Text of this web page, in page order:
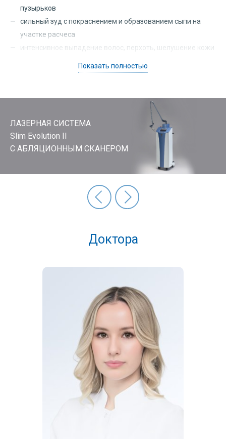
пузырьков
сильный зуд с покраснением и образованием сыпи на
участке расчеса
интенсивное выпадение волос, перхоть, шелушение кожи
изменение цвета, слоение, деформация ногтевых
нехарактерные, плохо пахнущие выделения из половых
болевые ощущения внизу живота, лобковой зоне и в
пояснице
повышенная сухость, сильное шелушение эпидермиса
зуд, жжение кожи в области промежности
Подготовка к приему
Основные принципы подготовки:
отращивание ногтей 7 дней (если проблема с ногтевыми
пластинами) и запрет на лечебные и декоративные лаки
воздержание от приема душа или хотя бы прямого
контакта воды с высыпаниями в день визита к врачу
отказ от использования кремов или мазей в день приема
Диагностика и лечение у
дерматовенеролога «Медикал Он Груп
Показать полностью
ЛАЗЕРНАЯ СИСТЕМА
Slim Evolution II
С АБЛЯЦИОННЫМ СКАНЕРОМ
Доктора